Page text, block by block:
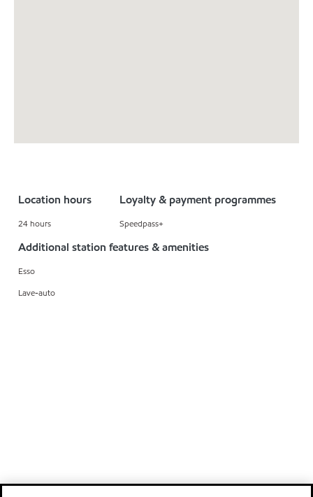
Location hours
24 hours
Loyalty & payment programmes
Speedpass+
Additional station features & amenities
Esso
Lave-auto